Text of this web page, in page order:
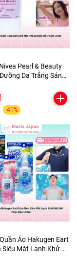
Pearl & Beauty
Da Trắng Sáng
-41%
Áo Hakugen Eart
Siêu Mát Lạnh Khử M